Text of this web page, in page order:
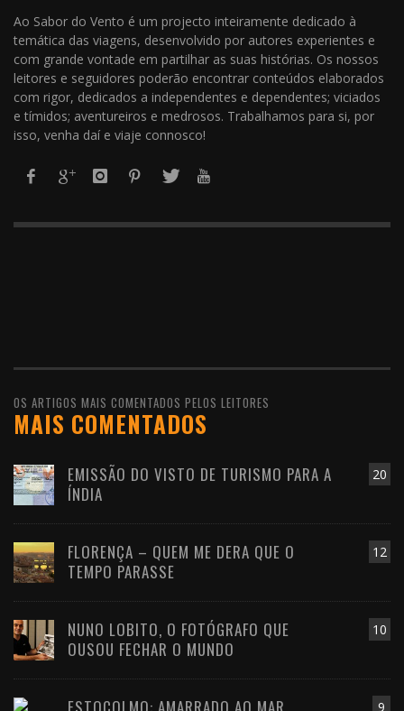
Ao Sabor do Vento é um projecto inteiramente dedicado à
temática das viagens, desenvolvido por autores experientes e
com grande vontade em partilhar as suas histórias. Os nossos
leitores e seguidores poderão encontrar conteúdos elaborados
com rigor, dedicados a independentes e dependentes; viciados
e tímidos; aventureiros e medrosos. Trabalhamos para si, por
isso, venha daí e viaje connosco!
OS ARTIGOS MAIS COMENTADOS PELOS LEITORES
MAIS COMENTADOS
20
EMISSÃO DO VISTO DE TURISMO PARA A
ÍNDIA
12
FLORENÇA – QUEM ME DERA QUE O
TEMPO PARASSE
10
NUNO LOBITO, O FOTÓGRAFO QUE
OUSOU FECHAR O MUNDO
9